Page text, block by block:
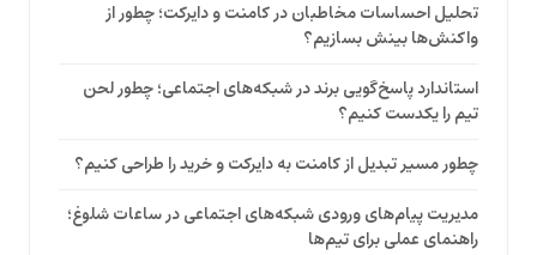
تحلیل احساسات مخاطبان در کامنت و دایرکت؛ چطور از
واکنش‌ها بینش بسازیم؟
استاندارد پاسخ‌گویی برند در شبکه‌های اجتماعی؛ چطور لحن
تیم را یکدست کنیم؟
چطور مسیر تبدیل از کامنت به دایرکت و خرید را طراحی کنیم؟
مدیریت پیام‌های ورودی شبکه‌های اجتماعی در ساعات شلوغ؛
راهنمای عملی برای تیم‌ها